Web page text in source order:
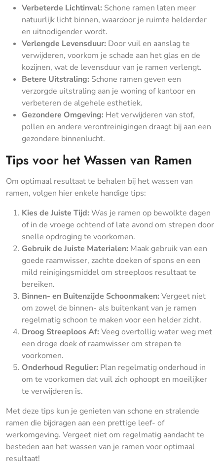
Verbeterde Lichtinval: Schone ramen laten meer
natuurlijk licht binnen, waardoor je ruimte helderder
en uitnodigender wordt.
Verlengde Levensduur: Door vuil en aanslag te
verwijderen, voorkom je schade aan het glas en de
kozijnen, wat de levensduur van je ramen verlengt.
Betere Uitstraling: Schone ramen geven een
verzorgde uitstraling aan je woning of kantoor en
verbeteren de algehele esthetiek.
Gezondere Omgeving: Het verwijderen van stof,
pollen en andere verontreinigingen draagt bij aan een
gezondere binnenlucht.
Tips voor het Wassen van Ramen
Om optimaal resultaat te behalen bij het wassen van
ramen, volgen hier enkele handige tips:
Kies de Juiste Tijd: Was je ramen op bewolkte dagen
of in de vroege ochtend of late avond om strepen door
snelle opdroging te voorkomen.
Gebruik de Juiste Materialen: Maak gebruik van een
goede raamwisser, zachte doeken of spons en een
mild reinigingsmiddel om streeploos resultaat te
bereiken.
Binnen- en Buitenzijde Schoonmaken: Vergeet niet
om zowel de binnen- als buitenkant van je ramen
regelmatig schoon te maken voor een helder zicht.
Droog Streeploos Af: Veeg overtollig water weg met
een droge doek of raamwisser om strepen te
voorkomen.
Onderhoud Regulier: Plan regelmatig onderhoud in
om te voorkomen dat vuil zich ophoopt en moeilijker
te verwijderen is.
Met deze tips kun je genieten van schone en stralende
ramen die bijdragen aan een prettige leef- of
werkomgeving. Vergeet niet om regelmatig aandacht te
besteden aan het wassen van je ramen voor optimaal
resultaat!